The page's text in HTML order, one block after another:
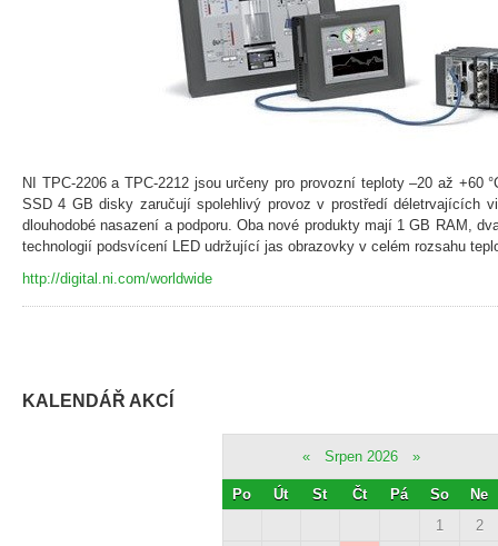
NI TPC-2206 a TPC-2212 jsou určeny pro provozní teploty –20 až +60
SSD 4 GB disky zaručují spolehlivý provoz v prostředí déletrvajících
dlouhodobé nasazení a podporu. Oba nové produkty mají 1 GB RAM,
technologií podsvícení LED udržující jas obrazovky v celém rozsahu
http://digital.ni.com/worldwide
KALENDÁŘ AKCÍ
« Srpen 2026 »
Po Út St Čt Pá So
Ne
1
2